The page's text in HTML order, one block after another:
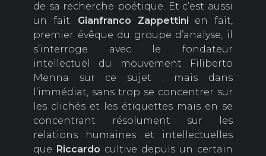
de sa recherche poétique. Et c’est aussi
un fait. Gianfranco Zappettini en fait,
premier évêque du groupe d’analyse, il
s’interroge avec le fondateur
intellectuel du mouvement Filiberto
Menna sur ce sujet : mais dans
l’immédiat, sans trop se concentrer sur
les clichés et les étiquettes mais en se
concentrant résolument sur les
relations humaines et intellectuelles
que Riccardo cultive depuis un certain